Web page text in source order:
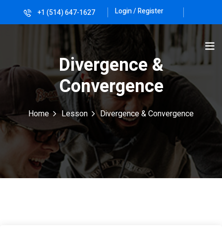
+1 (514) 647-1627 Login / Register
Divergence &
Convergence
Home Lesson Divergence & Convergence
Sign in Sign up
Sign in
Don’t have an account?Sign up
Remember me Lost your password?